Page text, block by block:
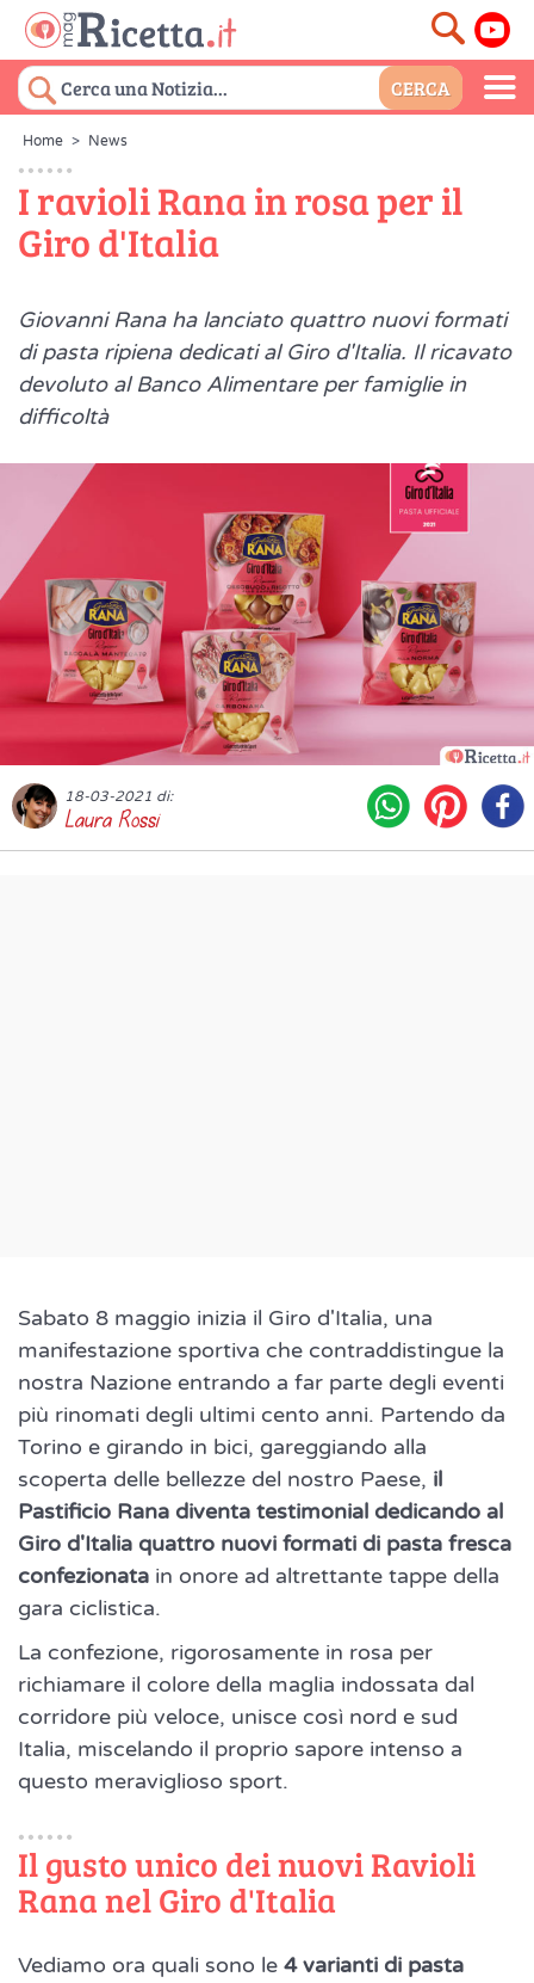
Home > News
I ravioli Rana in rosa per il
Giro d'Italia
Giovanni Rana ha lanciato quattro nuovi formati
di pasta ripiena dedicati al Giro d'Italia. Il ricavato
devoluto al Banco Alimentare per famiglie in
difficoltà
18-03-2021 di:
Laura Rossi
Sabato 8 maggio inizia il Giro d'Italia, una
manifestazione sportiva che contraddistingue la
nostra Nazione entrando a far parte degli eventi
più rinomati degli ultimi cento anni. Partendo da
Torino e girando in bici, gareggiando alla
scoperta delle bellezze del nostro Paese, il
Pastificio Rana diventa testimonial dedicando al
Giro d'Italia quattro nuovi formati di pasta fresca
confezionata in onore ad altrettante tappe della
gara ciclistica.
La confezione, rigorosamente in rosa per
richiamare il colore della maglia indossata dal
corridore più veloce, unisce così nord e sud
Italia, miscelando il proprio sapore intenso a
questo meraviglioso sport.
Il gusto unico dei nuovi Ravioli
Rana nel Giro d'Italia
Vediamo ora quali sono le 4 varianti di pasta